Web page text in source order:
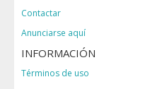
Contactar
Anunciarse aquí
INFORMACIÓN
Términos de uso